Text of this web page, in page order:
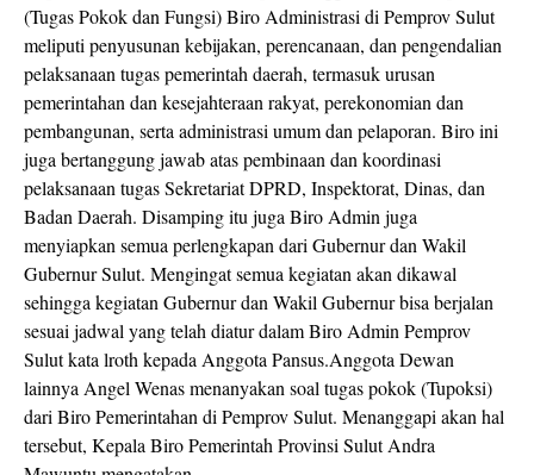
(Tugas Pokok dan Fungsi) Biro Administrasi di Pemprov Sulut
meliputi penyusunan kebijakan, perencanaan, dan pengendalian
pelaksanaan tugas pemerintah daerah, termasuk urusan
pemerintahan dan kesejahteraan rakyat, perekonomian dan
pembangunan, serta administrasi umum dan pelaporan. Biro ini
juga bertanggung jawab atas pembinaan dan koordinasi
pelaksanaan tugas Sekretariat DPRD, Inspektorat, Dinas, dan
Badan Daerah. Disamping itu juga Biro Admin juga
menyiapkan semua perlengkapan dari Gubernur dan Wakil
Gubernur Sulut. Mengingat semua kegiatan akan dikawal
sehingga kegiatan Gubernur dan Wakil Gubernur bisa berjalan
sesuai jadwal yang telah diatur dalam Biro Admin Pemprov
Sulut kata lroth kepada Anggota Pansus.Anggota Dewan
lainnya Angel Wenas menanyakan soal tugas pokok (Tupoksi)
dari Biro Pemerintahan di Pemprov Sulut. Menanggapi akan hal
tersebut, Kepala Biro Pemerintah Provinsi Sulut Andra